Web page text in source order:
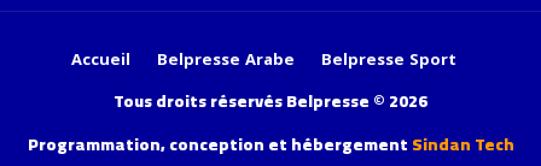
Accueil Belpresse Arabe Belpresse Sport
Tous droits réservés Belpresse © 2026
Programmation, conception et hébergementSindan Tech